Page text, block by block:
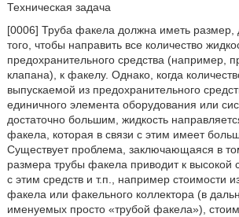
Техническая задача
[0006] Труба факела должна иметь размер,
того, чтобы направить все количество
предохранительного средства (например,
клапана), к факелу. Однако, когда
выпускаемой из предохранительного
единичного элемента оборудования или
достаточно большим, жидкость
факела, которая в связи с этим имеет
Существует проблема, заключающаяся в
размера трубы факела приводит к высокой
с этим средств и т.п., например стоимости
факела или факельного коллектора (в
именуемых просто «трубой факела»),